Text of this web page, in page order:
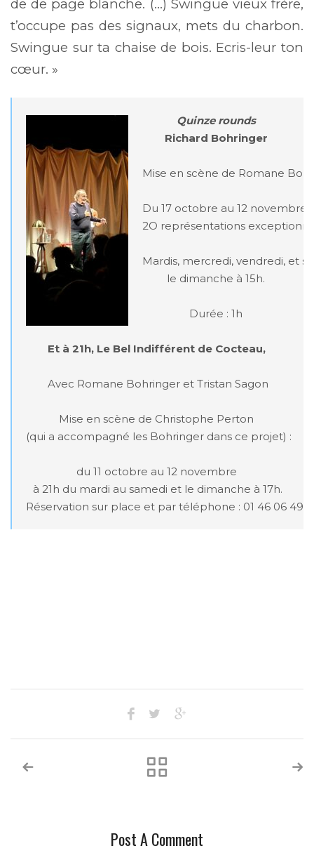
de de page blanche. (…) Swingue vieux frère,
t’occupe pas des signaux, mets du charbon.
Swingue sur ta chaise de bois. Ecris-leur ton
cœur. »
Quinze rounds
Richard Bohringer
Mise en scène de Romane
Du 17 octobre au 12 novembre
2O représentations
Mardis, mercredi, vendredi, et
le dimanche à 15h.
Durée : 1h
Et à 21h, Le Bel Indifférent de Cocteau,
Avec Romane Bohringer et Tristan Sagon
Mise en scène de Christophe Perton
(qui a accompagné les Bohringer dans ce projet) :
du 11 octobre au 12 novembre
à 21h du mardi au samedi et le dimanche à 17h.
Réservation sur place et par téléphone : 01 46 06 49
Post A Comment